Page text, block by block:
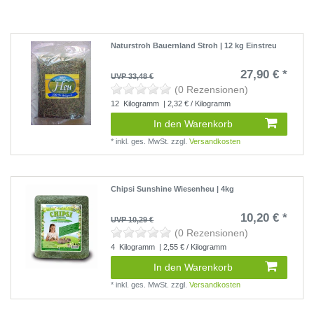
Naturstroh Bauernland Stroh | 12 kg Einstreu
UVP 33,48 € 27,90 € *
(0 Rezensionen)
12 Kilogramm | 2,32 € / Kilogramm
In den Warenkorb
*inkl. ges. MwSt. zzgl.Versandkosten
Chipsi Sunshine Wiesenheu | 4kg
UVP 10,29 € 10,20 € *
(0 Rezensionen)
4 Kilogramm | 2,55 € / Kilogramm
In den Warenkorb
*inkl. ges. MwSt. zzgl.Versandkosten